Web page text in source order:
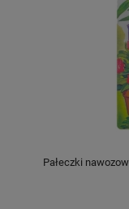
Pałeczki